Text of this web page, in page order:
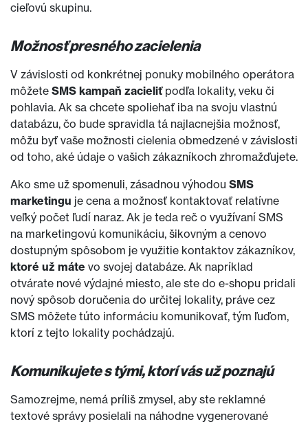
cieľovú skupinu.
Možnosť presného zacielenia
V závislosti od konkrétnej ponuky mobilného operátora
môžete SMS kampaň zacieliťpodľa lokality, veku či
pohlavia. Ak sa chcete spoliehať iba na svoju vlastnú
databázu, čo bude spravidla tá najlacnejšia možnosť,
môžu byť vaše možnosti cielenia obmedzené v závislosti
od toho, aké údaje o vašich zákazníkoch zhromažďujete.
Ako sme už spomenuli, zásadnou výhodou SMS
marketingu je cena a možnosť kontaktovať relatívne
veľký počet ľudí naraz. Ak je teda reč o využívaní SMS
na marketingovú komunikáciu, šikovným a cenovo
dostupným spôsobom je využitie kontaktov zákazníkov,
ktoré už máte vo svojej databáze. Ak napríklad
otvárate nové výdajné miesto, ale ste do e-shopu pridali
nový spôsob doručenia do určitej lokality, práve cez
SMS môžete túto informáciu komunikovať, tým ľuďom,
ktorí z tejto lokality pochádzajú.
Komunikujete s tými, ktorí vás už poznajú
Samozrejme, nemá príliš zmysel, aby ste reklamné
textové správy posielali na náhodne vygenerované